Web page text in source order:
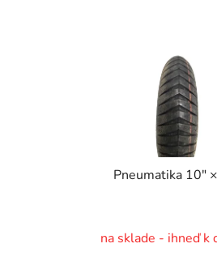
Pneumatika 10"
na sklade - ihneď k